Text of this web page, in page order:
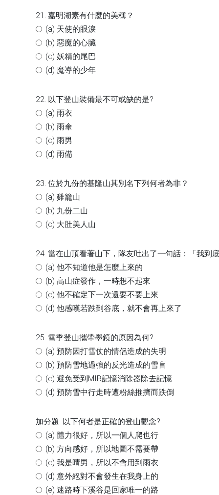
21. 嘉明湖素有什麼的美稱？
(a) 天使的眼淚
(b) 惡魔的心臟
(c) 妖精的尾巴
(d) 魔導的少年
22. 以下登山裝備最不可或缺的是?
(a) 雨衣
(b) 雨傘
(c) 雨男
(d) 雨備
23. 位於九份的基隆山其別名下列何者為非？
(a) 雞籠山
(b) 九份二山
(c) 大肚美人山
24. 當在山頂看著山下，隊友吐出了一句話：「我到
(a) 他不知道他是怎麼上來的
(b) 高山症發作，一時想不起來
(c) 他不確定下一次還要不要上來
(d) 他感嘆若跌到谷底，就不會再上來了
25. 雪季登山攜帶墨鏡的原因為何?
(a) 預防因打雪仗的情侶造成的失明
(b) 預防雪地過強的反光造成的雪盲
(c) 避免受到MIB記憶消除器除去記憶
(d) 預防雪中行走時遭粉絲推擠而跌倒
加分題: 以下何者是正確的登山觀念?.
(a) 體力很好，所以一個人爬也行
(b) 方向感好，所以地圖不需要帶
(c) 我是晴男，所以不會用到雨衣
(d) 意外絕對不會發生在我身上的
(e) 迷路時下溪谷是回家唯一的路